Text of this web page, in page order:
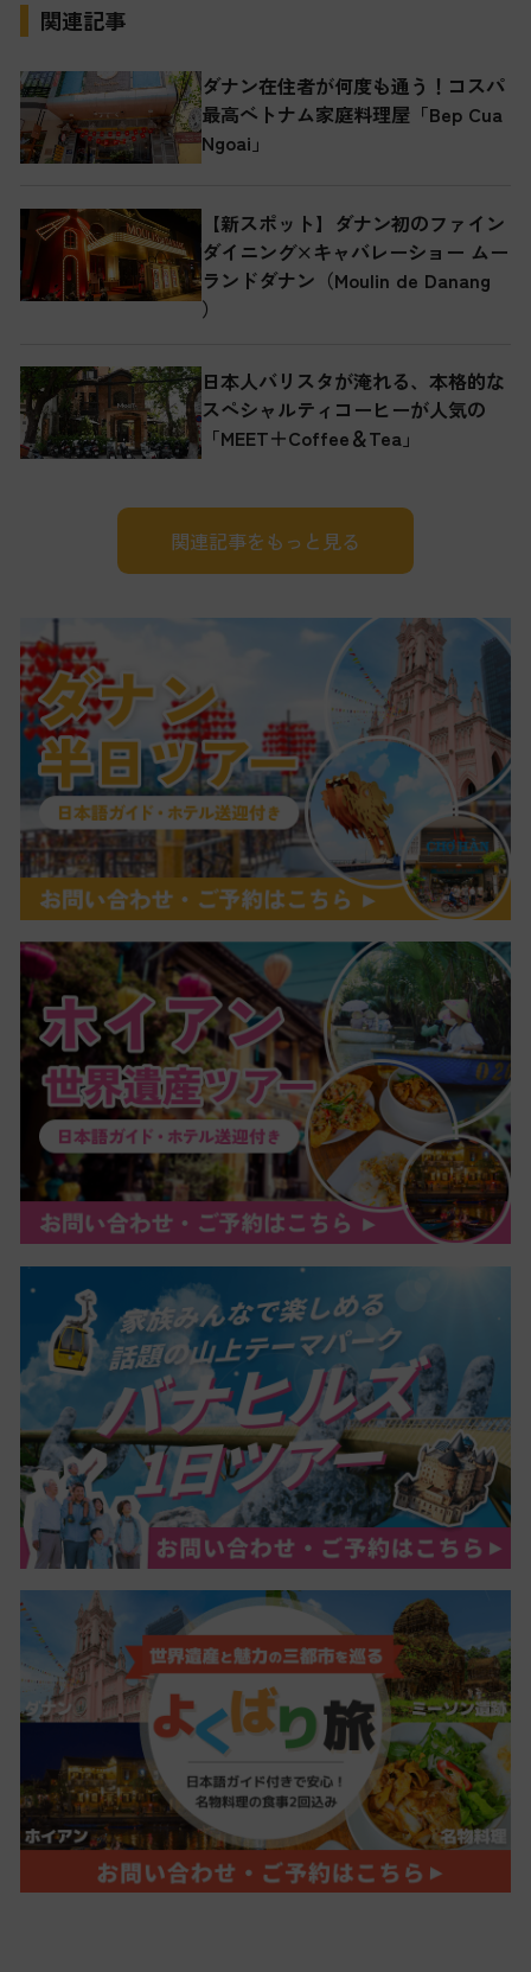
関連記事
ダナン在住者が何度も通う！コスパ
最高ベトナム家庭料理屋「Bep Cua
Ngoai」
【新スポット】ダナン初のファイン
ダイニング×キャバレーショー ムー
ランドダナン（Moulin de Danang
）
日本人バリスタが淹れる、本格的な
スペシャルティコーヒーが人気の
「MEET＋Coffee＆Tea」
関連記事をもっと見る